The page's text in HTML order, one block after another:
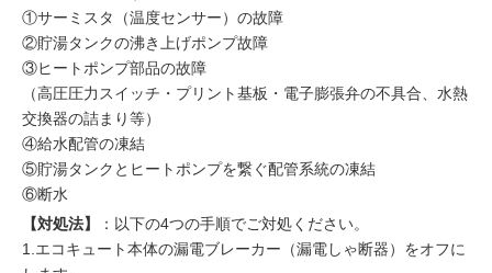
①サーミスタ（温度センサー）の故障
②貯湯タンクの沸き上げポンプ故障
③ヒートポンプ部品の故障
（高圧圧力スイッチ・プリント基板・電子膨張弁の不具合、水熱
交換器の詰まり等）
④給水配管の凍結
⑤貯湯タンクとヒートポンプを繋ぐ配管系統の凍結
⑥断水
【対処法】
：以下の4つの手順でご対処ください。
1.エコキュート本体の漏電ブレーカー（漏電しゃ断器）をオフに